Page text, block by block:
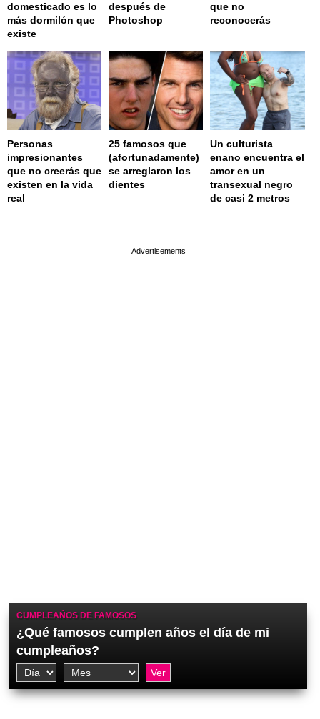
domesticado es lo
más dormilón que
existe
después de
Photoshop
que no
reconocerás
Personas
impresionantes
que no creerás que
existen en la vida
real
25 famosos que
(afortunadamente)
se arreglaron los
dientes
Un culturista
enano encuentra el
amor en un
transexual negro
de casi 2 metros
CUMPLEAÑOS DE FAMOSOS
¿Qué famosos cumplen años el día de mi
cumpleaños?